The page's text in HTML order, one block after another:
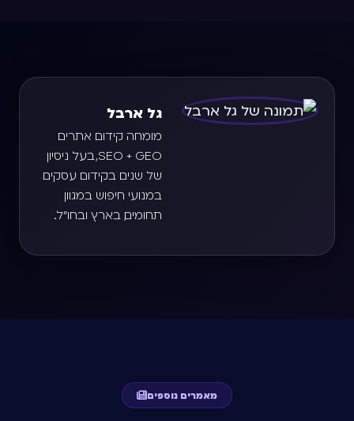
גל ארבל
מומחה קידום אתרים
SEO + GEO, בעל ניסיון
של שנים בקידום עסקים
במנועי חיפוש במגוון
תחומים, בארץ ובחו"ל.
מאמרים נוספים